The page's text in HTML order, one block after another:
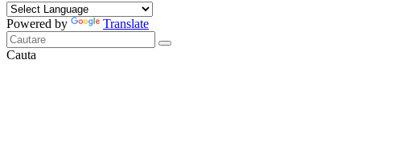
Powered by Translate
Cauta